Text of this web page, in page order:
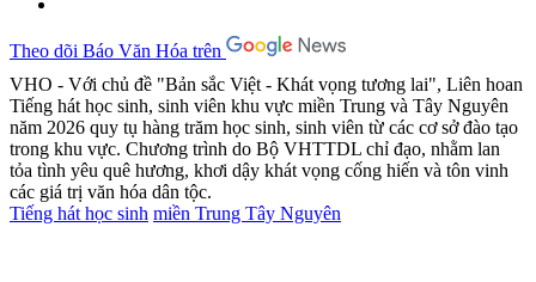
Theo dõi Báo Văn Hóa trên
VHO - Với chủ đề "Bản sắc Việt - Khát vọng tương lai", Liên hoan
Tiếng hát học sinh, sinh viên khu vực miền Trung và Tây Nguyên
năm 2026 quy tụ hàng trăm học sinh, sinh viên từ các cơ sở đào tạo
trong khu vực. Chương trình do Bộ VHTTDL chỉ đạo, nhằm lan
tỏa tình yêu quê hương, khơi dậy khát vọng cống hiến và tôn vinh
các giá trị văn hóa dân tộc.
Tiếng hát học sinh miền Trung Tây Nguyên